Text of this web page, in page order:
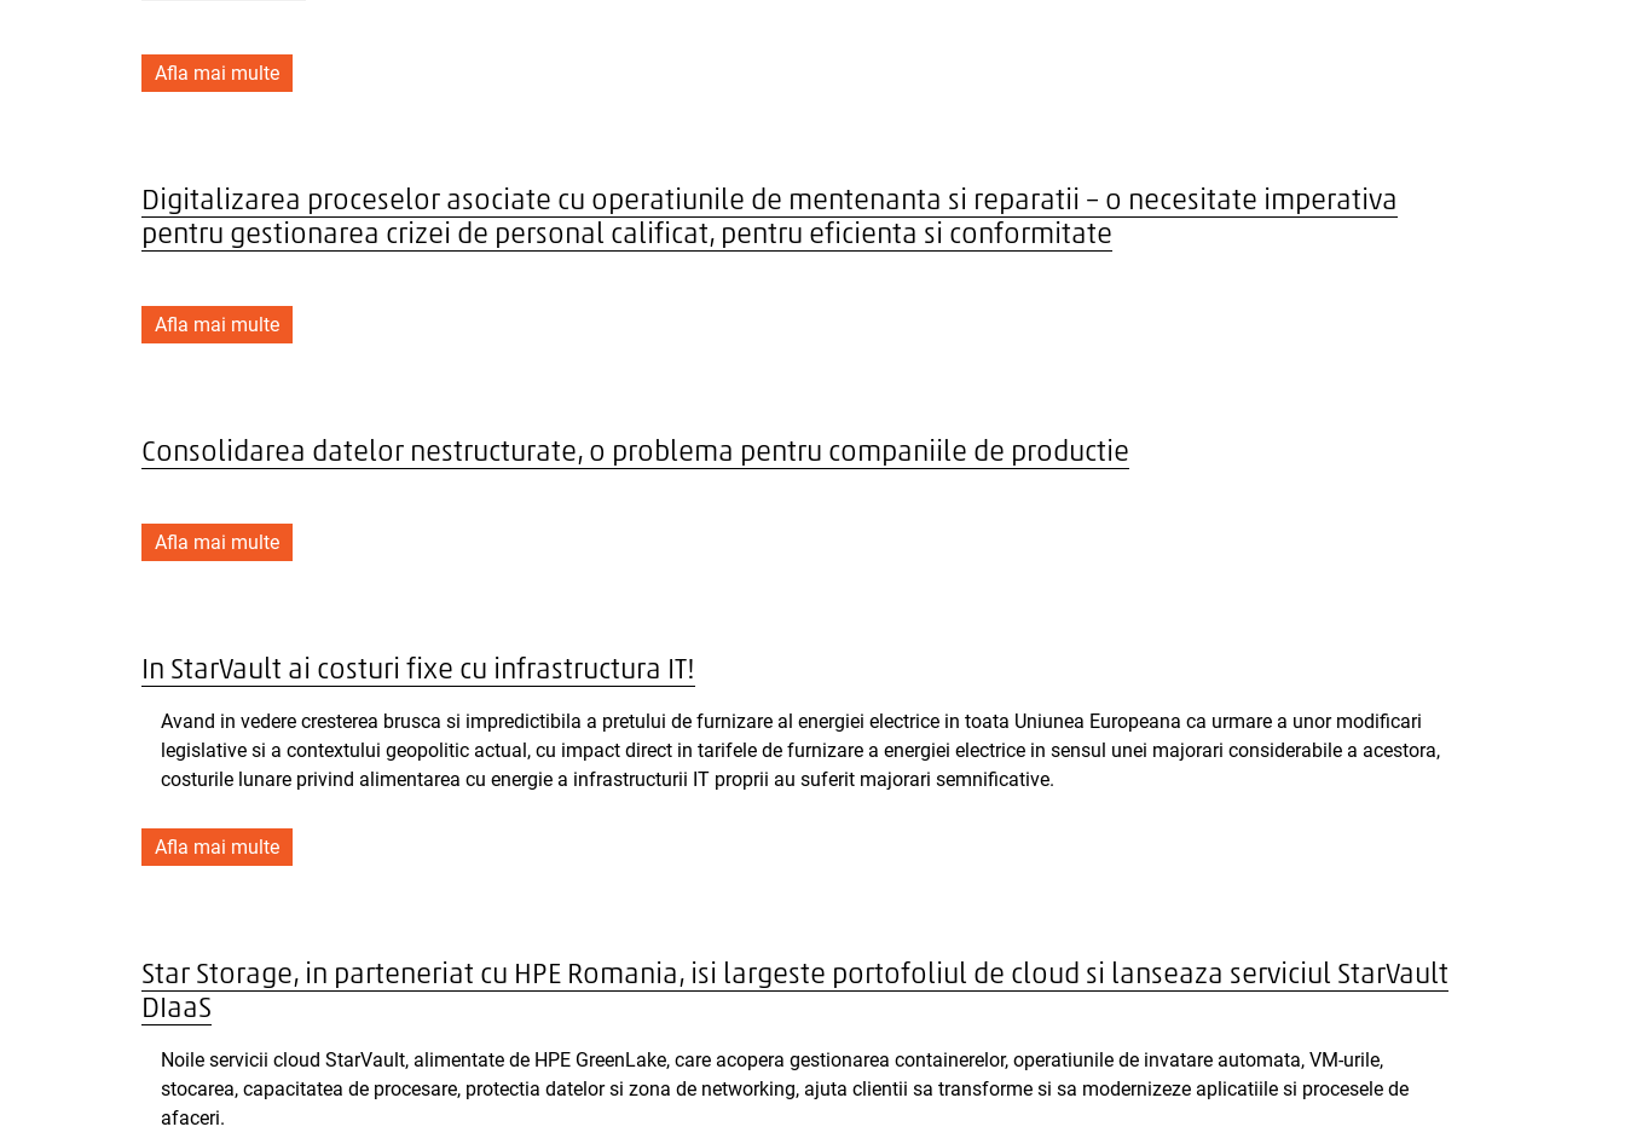
Afla mai multe
Digitalizarea proceselor asociate cu operatiunile de mentenanta si reparatii – o necesitate imperativa
pentru gestionarea crizei de personal calificat, pentru eficienta si conformitate
Afla mai multe
Consolidarea datelor nestructurate, o problema pentru companiile de productie
Afla mai multe
In StarVault ai costuri fixe cu infrastructura IT!
Avand in vedere cresterea brusca si impredictibila a pretului de furnizare al energiei electrice in toata Uniunea Europeana ca urmare a unor modificari
legislative si a contextului geopolitic actual, cu impact direct in tarifele de furnizare a energiei electrice in sensul unei majorari considerabile a acestora,
costurile lunare privind alimentarea cu energie a infrastructurii IT proprii au suferit majorari semnificative.
Afla mai multe
Star Storage, in parteneriat cu HPE Romania, isi largeste portofoliul de cloud si lanseaza serviciul StarVault
DIaaS
Noile servicii cloud StarVault, alimentate de HPE GreenLake, care acopera gestionarea containerelor, operatiunile de invatare automata, VM-urile,
stocarea, capacitatea de procesare, protectia datelor si zona de networking, ajuta clientii sa transforme si sa modernizeze aplicatiile si procesele de
afaceri.